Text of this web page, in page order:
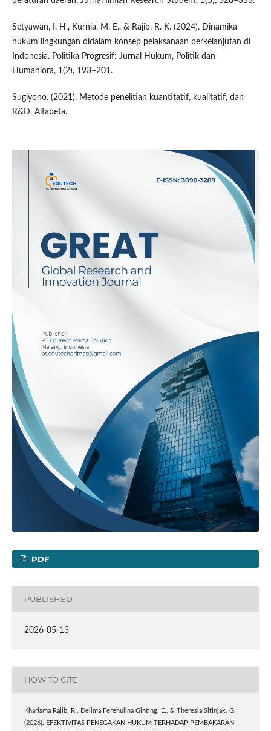
Setyawan, I. H., Kurnia, M. E., & Rajib, R. K. (2024). Dinamika
hukum lingkungan didalam konsep pelaksanaan berkelanjutan di
Indonesia. Politika Progresif: Jurnal Hukum, Politik dan
Humaniora, 1(2), 193–201.
Sugiyono. (2021). Metode penelitian kuantitatif, kualitatif, dan
R&D. Alfabeta.
PDF
PUBLISHED
2026-05-13
HOW TO CITE
Kharisma Rajib, R., Delima Ferehulina Ginting, E., & Theresia Sitinjak, G.
(2026). EFEKTIVITAS PENEGAKAN HUKUM TERHADAP PEMBAKARAN